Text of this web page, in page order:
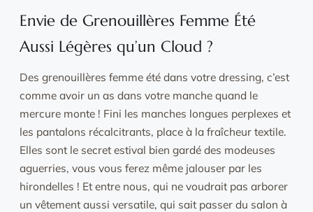
Envie de Grenouillères Femme Été
Aussi Légères qu’un Cloud ?
Des grenouillères femme été dans votre dressing, c’est
comme avoir un as dans votre manche quand le
mercure monte ! Fini les manches longues perplexes et
les pantalons récalcitrants, place à la fraîcheur textile.
Elles sont le secret estival bien gardé des modeuses
aguerries, vous vous ferez même jalouser par les
hirondelles ! Et entre nous, qui ne voudrait pas arborer
un vêtement aussi versatile, qui sait passer du salon à